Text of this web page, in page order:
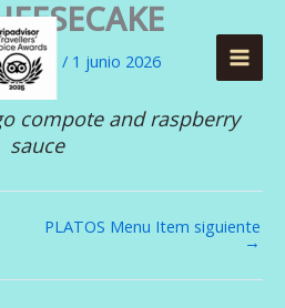
meliton / 1 junio 2026
compote and raspberry
sauce
PLATOS Menu Item siguiente
→